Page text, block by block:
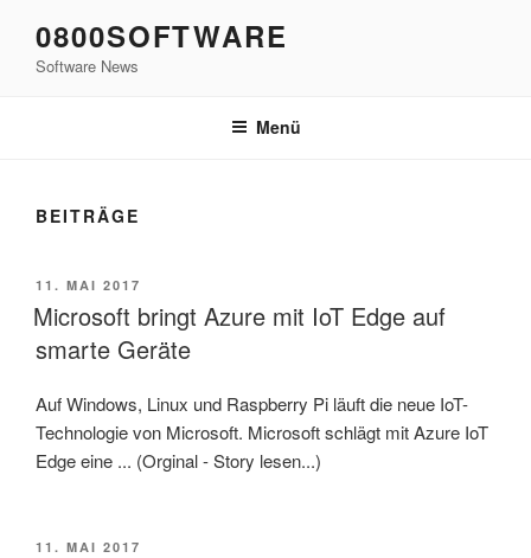
Inhalt
springen
0800SOFTWARE
Software News
Menü
BEITRÄGE
VERÖFFENTLICHT
AM
11. MAI 2017
Microsoft bringt Azure mit IoT Edge auf
smarte Geräte
Auf Windows, Linux und Raspberry Pi läuft die neue IoT-
Technologie von Microsoft. Microsoft schlägt mit Azure IoT
Edge eine ... (Orginal - Story lesen...)
VERÖFFENTLICHT
11. MAI 2017